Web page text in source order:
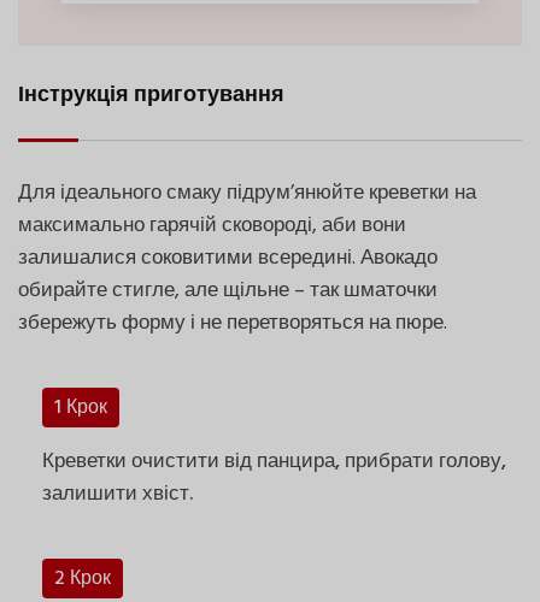
Інструкція приготування
Для ідеального смаку підрум’янюйте креветки на
максимально гарячій сковороді, аби вони
залишалися соковитими всередині. Авокадо
обирайте стигле, але щільне – так шматочки
збережуть форму і не перетворяться на пюре.
1 Крок
Креветки очистити від панцира, прибрати голову,
залишити хвіст.
2 Крок